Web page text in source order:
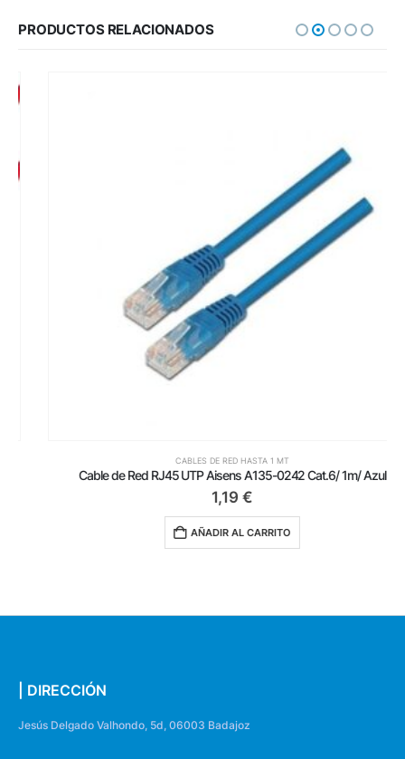
PRODUCTOS RELACIONADOS
CABLES DE RED HASTA 1 MT
Cable de Red RJ45 UTP Aisens A135-0242 Cat.6/ 1m/ Azul
1,19€
AÑADIR AL CARRITO
| DIRECCIÓN
Jesús Delgado Valhondo, 5d, 06003 Badajoz